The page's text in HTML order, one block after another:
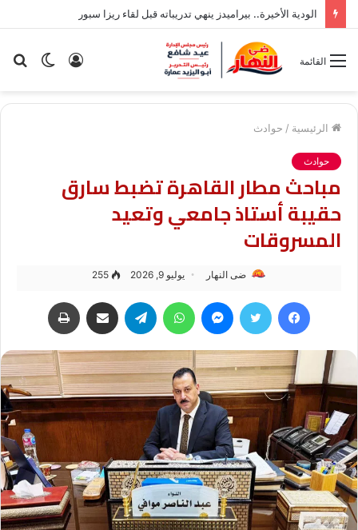
الودية الأخيرة.. بيراميدز ينهي تدريباته قبل لقاء ريزا سبور
الوضع تسجيل
القائمة
الرئيسية / حوادث
حوادث
مباحث مطار القاهرة تضبط سارق
حقيبة أستاذ جامعي وتعيد
المسروقات
ضى النهار يوليو 9, 2026 255
فيسبوك تويتر ماسنجر واتساب تيلقرام مشاركة عبر البريد